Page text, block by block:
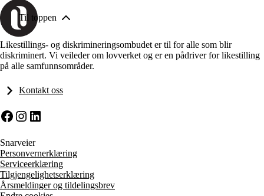
Til toppen
Likestillings- og diskrimineringsombudet er til for alle som blir
diskriminert. Vi veileder om lovverket og er en pådriver for likestilling
på alle samfunnsområder.
Kontakt oss
Facebook
Instagram
LinkedIn
Snarveier
Personvernerklæring
Serviceerklæring
Tilgjengelighetserklæring
Årsmeldinger og tildelingsbrev